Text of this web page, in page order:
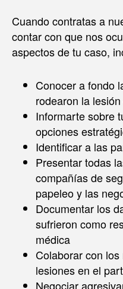
Cuando contratas a
contar con que nos
aspectos de tu caso,
Conocer a fondo
rodearon la
Informarte sobre
opciones
Identificar a las
Presentar todas
compañías de
papeleo y las
Documentar los
sufrieron como
médica
Colaborar con
lesiones en el
Negociar